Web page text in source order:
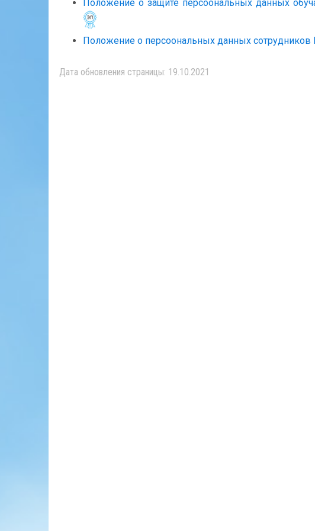
Положение о защите персоональных данных
Положение о персоональных данных
Дата обновления страницы: 19.10.2021